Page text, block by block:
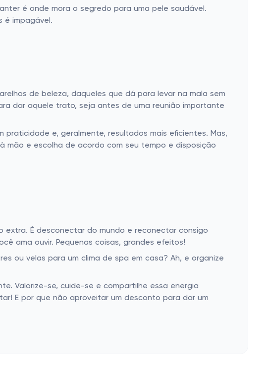
é onde mora o segredo para uma pele saudável.
é impagável.
de beleza, daqueles que dá para levar na mala sem
dar aquele trato, seja antes de uma reunião importante
e, geralmente, resultados mais eficientes. Mas,
mão e escolha de acordo com seu tempo e disposição
extra. É desconectar do mundo e reconectar consigo
ama ouvir. Pequenas coisas, grandes efeitos!
ou velas para um clima de spa em casa? Ah, e organize
Valorize-se, cuide-se e compartilhe essa energia
E por que não aproveitar um desconto para dar um